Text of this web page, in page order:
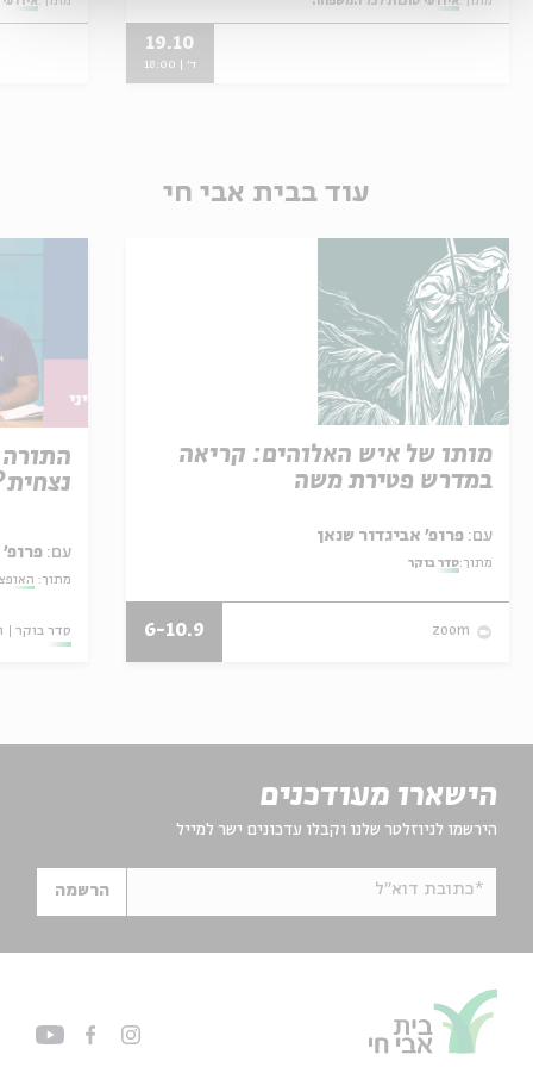
19.10
ד' | 18:00
עוד בבית אבי חי
מותו של איש האלוהים: קריאה
במדרש פטירת משה
עם:
מתוך:סדר בוקר
zoom
6-10.9
עם: פרופ'
מתוך:
סדר בוקר
הישארו מעודכנים
הירשמו לניוזלטר שלנו וקבלו עדכונים ישר למייל
*כתובת דוא"ל הרשמה